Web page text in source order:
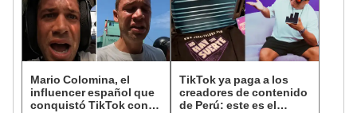
Mario Colomina, el
influencer español que
conquistó TikTok con
TikTok ya paga a los
creadores de contenido
de Perú: este es el